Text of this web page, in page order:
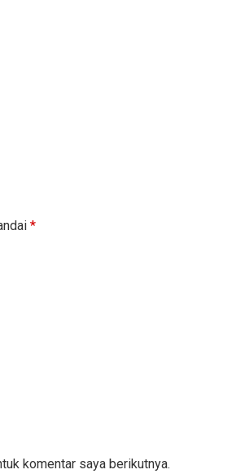
*
komentar saya berikutnya.